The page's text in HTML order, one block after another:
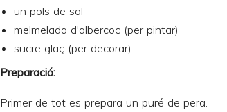
un pols de sal
melmelada d'albercoc (per pintar)
sucre glaç (per decorar)
Preparació:
Primer de tot es prepara un puré de pera.